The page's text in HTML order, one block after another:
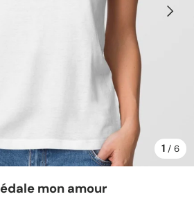
1 / de
6
mon amour